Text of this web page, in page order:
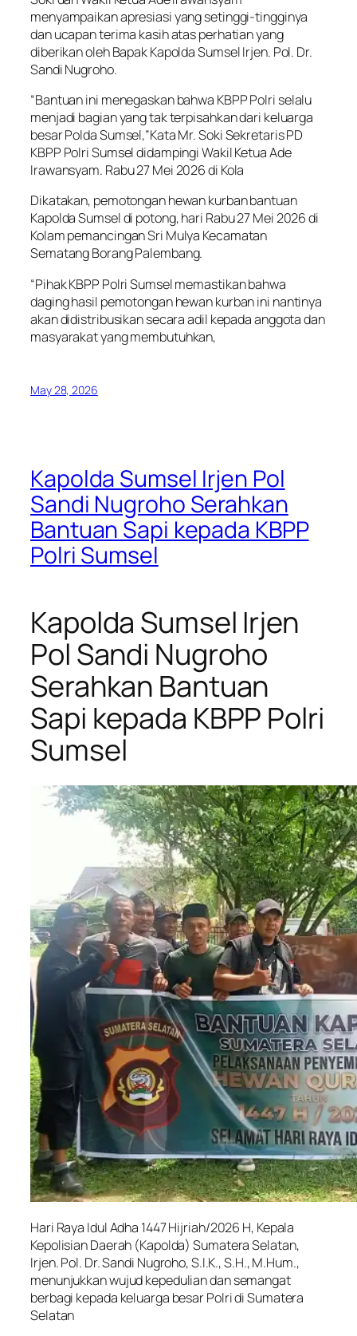
menyampaikan apresiasi yang setinggi-tingginya
dan ucapan terima kasih atas perhatian yang
diberikan oleh Bapak Kapolda Sumsel Irjen. Pol. Dr.
Sandi Nugroho.
“Bantuan ini menegaskan bahwa KBPP Polri selalu
menjadi bagian yang tak terpisahkan dari keluarga
besar Polda Sumsel,”Kata Mr. Soki Sekretaris PD
KBPP Polri Sumsel didampingi Wakil Ketua Ade
Irawansyam. Rabu 27 Mei 2026 di Kola
Dikatakan, pemotongan hewan kurban bantuan
Kapolda Sumsel di potong, hari Rabu 27 Mei 2026 di
Kolam pemancingan Sri Mulya Kecamatan
Sematang Borang Palembang.
“Pihak KBPP Polri Sumsel memastikan bahwa
daging hasil pemotongan hewan kurban ini nantinya
akan didistribusikan secara adil kepada anggota dan
masyarakat yang membutuhkan,
May 28, 2026
Kapolda Sumsel Irjen Pol
Sandi Nugroho Serahkan
Bantuan Sapi kepada KBPP
Polri Sumsel
Kapolda Sumsel Irjen
Pol Sandi Nugroho
Serahkan Bantuan
Sapi kepada KBPP Polri
Sumsel
Hari Raya Idul Adha 1447 Hijriah/2026 H, Kepala
Kepolisian Daerah (Kapolda) Sumatera Selatan,
Irjen. Pol. Dr. Sandi Nugroho, S.I.K., S.H., M.Hum.,
menunjukkan wujud kepedulian dan semangat
berbagi kepada keluarga besar Polri di Sumatera
Selatan